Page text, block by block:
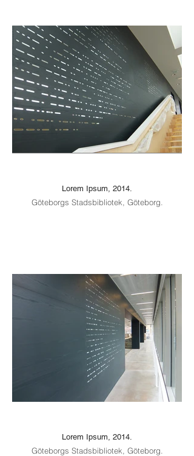
Lorem Ipsum, 2014.
Göteborgs Stadsbibliotek, Göteborg.
Lorem Ipsum, 2014.
Göteborgs Stadsbibliotek, Göteborg.